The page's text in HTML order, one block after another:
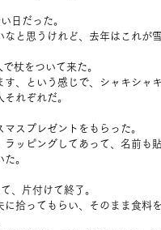
日だった。
なと思うけれど、去年はこれが
杖をついて来た。
、という感じで、シャキシャ
れぞれだ。
スプレゼントをもらった。
ラッピングしてあって、名前も
。
、片付けて終了。
に拾ってもらい、そのまま食料